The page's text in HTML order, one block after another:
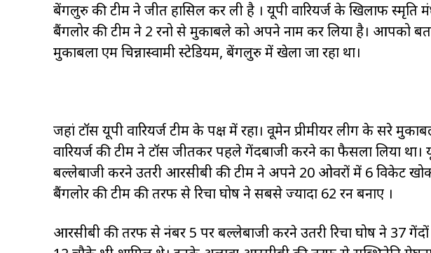
बेंगलुरु की टीम ने जीत हासिल कर ली है । यूपी वारियर्ज के खिलाफ स्मृति
बैंगलोर की टीम ने 2 रनो से मुकाबले को अपने नाम कर लिया है। आपको बता
मुकाबला एम चिन्नास्वामी स्टेडियम, बेंगलुरु में खेला जा रहा था।
जहां टॉस यूपी वारियर्ज टीम के पक्ष में रहा। वूमेन प्रीमीयर लीग के दूसरे
वारियर्ज की टीम ने टॉस जीतकर पहले गेंदबाजी करने का फैसला लिया था।
बल्लेबाजी करने उतरी आरसीबी की टीम ने अपने 20 ओवरों में 6 विकेट
बैंगलोर की टीम की तरफ से रिचा घोष ने सबसे ज्यादा 62 रन बनाए ।
आरसीबी की तरफ से नंबर 5 पर बल्लेबाजी करने उतरी रिचा घोष ने 37 गेंदों